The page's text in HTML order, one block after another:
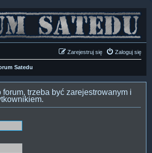
Zaloguj się
Zarejestruj się
Satedu
trzeba być zarejestrowanym i